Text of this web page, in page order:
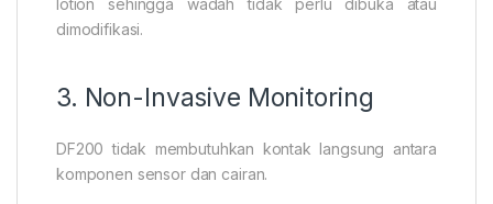
lotion sehingga wadah tidak perlu dibuka atau
dimodifikasi.
3. Non-Invasive Monitoring
DF200 tidak membutuhkan kontak langsung antara
komponen sensor dan cairan.